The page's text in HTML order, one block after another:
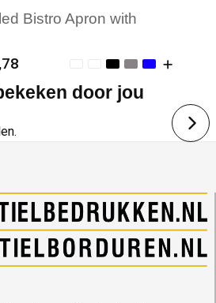
Bistro Apron with
25
door jou